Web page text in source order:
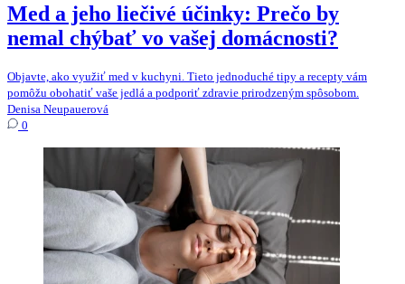
Med a jeho liečivé účinky: Prečo by
nemal chýbať vo vašej domácnosti?
Objavte, ako využiť med v kuchyni. Tieto jednoduché tipy a recepty vám
pomôžu obohatiť vaše jedlá a podporiť zdravie prirodzeným spôsobom.
Denisa Neupauerová
0